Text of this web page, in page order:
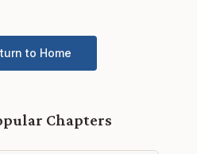
to Home
Chapters